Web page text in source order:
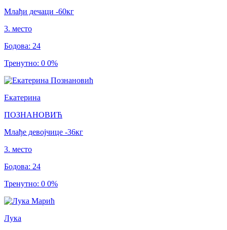
Млађи дечаци -60кг
3. место
Бодова: 24
Тренутно: 0 0%
Екатерина
ПОЗНАНОВИЋ
Млађе девојчице -36кг
3. место
Бодова: 24
Тренутно: 0 0%
Лука